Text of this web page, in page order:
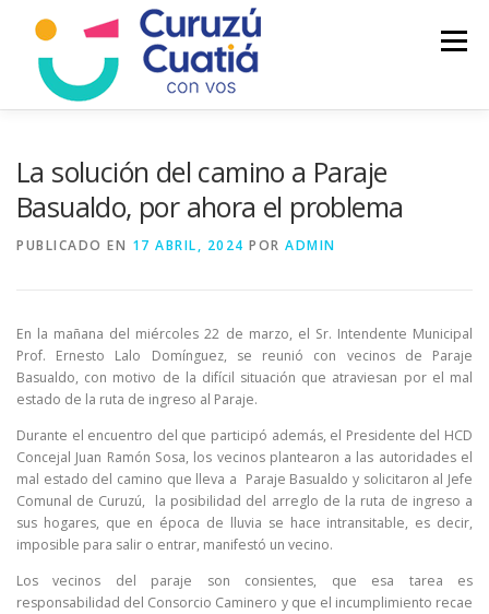
contenido
Menú
La solución del camino a Paraje
Basualdo, por ahora el problema
PUBLICADO EN 17 ABRIL, 2024 POR ADMIN
En la mañana del miércoles 22 de marzo, el Sr. Intendente Municipal
Prof. Ernesto Lalo Domínguez, se reunió con vecinos de Paraje
Basualdo, con motivo de la difícil situación que atraviesan por el mal
estado de la ruta de ingreso al Paraje.
Durante el encuentro del que participó además, el Presidente del HCD
Concejal Juan Ramón Sosa, los vecinos plantearon a las autoridades el
mal estado del camino que lleva a Paraje Basualdo y solicitaron al Jefe
Comunal de Curuzú, la posibilidad del arreglo de la ruta de ingreso a
sus hogares, que en época de lluvia se hace intransitable, es decir,
imposible para salir o entrar, manifestó un vecino.
Los vecinos del paraje son consientes, que esa tarea es
responsabilidad del Consorcio Caminero y que el incumplimiento recae